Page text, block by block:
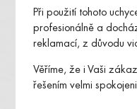
Při použití tohoto
profesionálně a
reklamací, z důvodu
Věříme, že i Vaši
řešením velmi spokojeni.